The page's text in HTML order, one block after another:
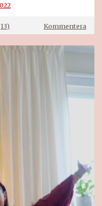
13) Kommenterapå